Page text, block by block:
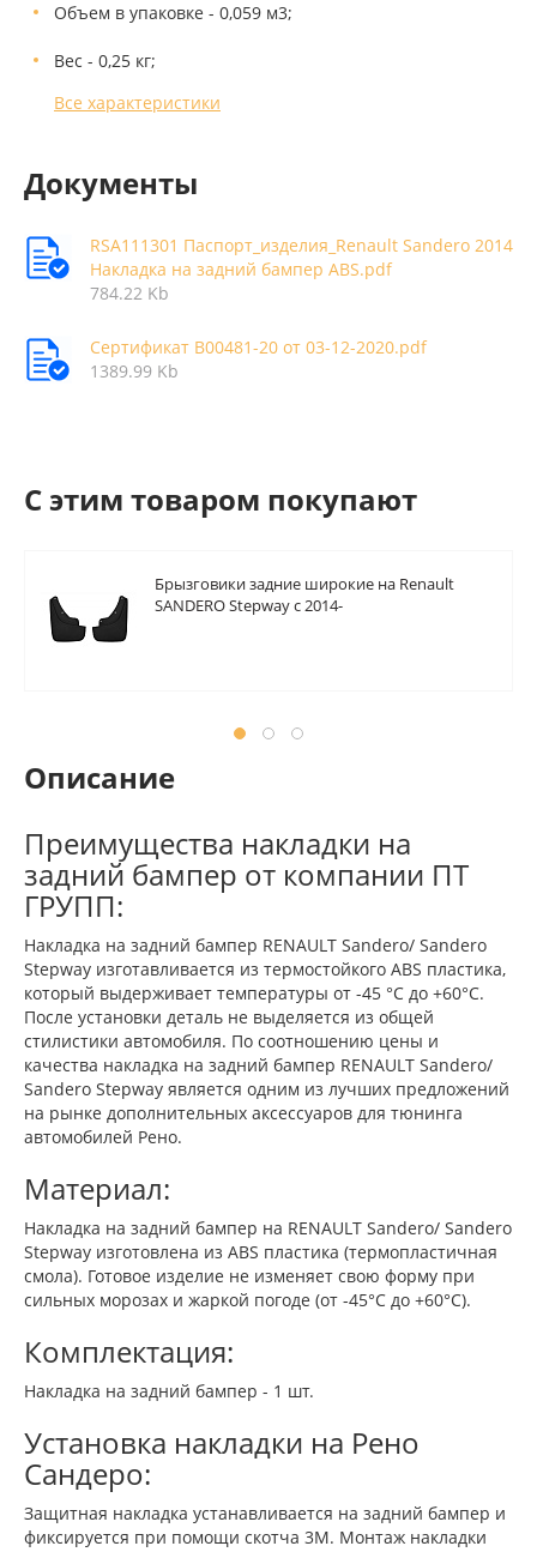
Объем в упаковке - 0,059 м3;
Вес - 0,25 кг;
Все характеристики
Документы
RSA111301 Паспорт_изделия_Renault Sandero 2014
Накладка на задний бампер ABS.pdf
784.22 Kb
Сертификат В00481-20 от 03-12-2020.pdf
1389.99 Kb
C этим товаром покупают
Брызговики задние широкие на Renault
SANDERO Stepway c 2014-
Описание
Преимущества накладки на
задний бампер от компании ПТ
ГРУПП:
Накладка на задний бампер RENAULT Sandero/ Sandero
Stepway изготавливается из термостойкого ABS пластика,
который выдерживает температуры от -45 °C до +60°C.
После установки деталь не выделяется из общей
стилистики автомобиля. По соотношению цены и
качества накладка на задний бампер RENAULT Sandero/
Sandero Stepway является одним из лучших предложений
на рынке дополнительных аксессуаров для тюнинга
автомобилей Рено.
Материал:
Накладка на задний бампер на RENAULT Sandero/ Sandero
Stepway изготовлена из ABS пластика (термопластичная
смола). Готовое изделие не изменяет свою форму при
сильных морозах и жаркой погоде (от -45°C до +60°C).
Комплектация:
Накладка на задний бампер - 1 шт.
Установка накладки на Рено
Сандеро:
Защитная накладка устанавливается на задний бампер и
фиксируется при помощи скотча 3М. Монтаж накладки